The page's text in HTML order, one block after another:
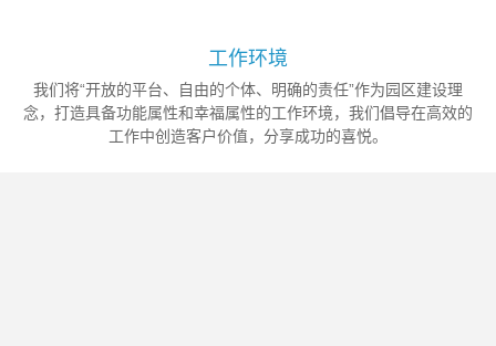
工作环境
我们将“开放的平台、自由的个体、明确的责任”作为园区建设理
念，打造具备功能属性和幸福属性的工作环境，我们倡导在高效的
工作中创造客户价值，分享成功的喜悦。